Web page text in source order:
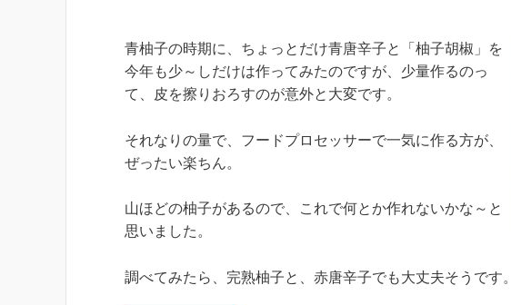
青柚子の時期に、ちょっとだけ青唐辛子と「柚子胡椒」を
今年も少～しだけは作ってみたのですが、少量作るのっ
て、皮を擦りおろすのが意外と大変です。
それなりの量で、フードプロセッサーで一気に作る方が、
ぜったい楽ちん。
山ほどの柚子があるので、これで何とか作れないかな～と
思いました。
調べてみたら、完熟柚子と、赤唐辛子でも大丈夫そうです。